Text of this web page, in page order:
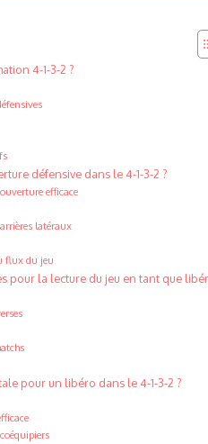
4-1-3-2 ?
défensive dans le 4-1-3-2 ?
efficace
latéraux
flux du jeu
pour la lecture du jeu en tant que
pour un libéro dans le 4-1-3-2 ?